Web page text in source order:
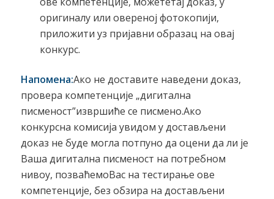
оригиналу или овереној фотокопији,
приложити уз пријавни образац на овај
конкурс.
Напомена:Ако не доставите наведени доказ,
провера компетенције „дигитална
писменост”извршиће се писмено.Ако
конкурсна комисија увидом у достављени
доказ не буде могла потпуно да оцени да ли је
Ваша дигитална писменост на потребном
нивоу, позваћемоВас на тестирање ове
компетенције, без обзира на достављени